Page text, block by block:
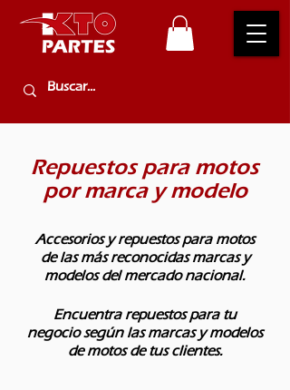
Repuestos para motos
por marca y modelo
Accesorios y repuestos para motos
de las más reconocidas marcas y
modelos del mercado nacional.
Encuentra repuestos para tu
negocio según las marcas y modelos
de motos de tus clientes.